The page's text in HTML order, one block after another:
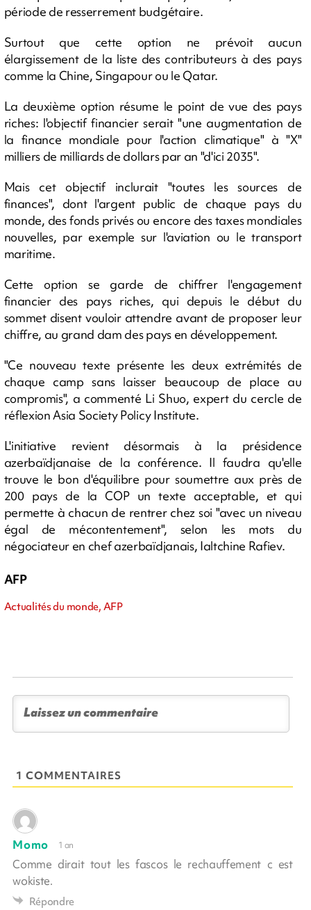
période de resserrement budgétaire.
Surtout que cette option ne prévoit aucun
élargissement de la liste des contributeurs à des pays
comme la Chine, Singapour ou le Qatar.
La deuxième option résume le point de vue des pays
riches: l'objectif financier serait "une augmentation de
la finance mondiale pour l'action climatique" à "X"
milliers de milliards de dollars par an "d'ici 2035".
Mais cet objectif inclurait "toutes les sources de
finances", dont l'argent public de chaque pays du
monde, des fonds privés ou encore des taxes mondiales
nouvelles, par exemple sur l'aviation ou le transport
maritime.
Cette option se garde de chiffrer l'engagement
financier des pays riches, qui depuis le début du
sommet disent vouloir attendre avant de proposer leur
chiffre, au grand dam des pays en développement.
"Ce nouveau texte présente les deux extrémités de
chaque camp sans laisser beaucoup de place au
compromis", a commenté Li Shuo, expert du cercle de
réflexion Asia Society Policy Institute.
L'initiative revient désormais à la présidence
azerbaïdjanaise de la conférence. Il faudra qu'elle
trouve le bon d'équilibre pour soumettre aux près de
200 pays de la COP un texte acceptable, et qui
permette à chacun de rentrer chez soi "avec un niveau
égal de mécontentement", selon les mots du
négociateur en chef azerbaïdjanais, Ialtchine Rafiev.
AFP
Actualités du monde, AFP
1 COMMENTAIRES
Momo 1 an
Comme dirait tout les fascos le rechauffement c est
wokiste.
Répondre